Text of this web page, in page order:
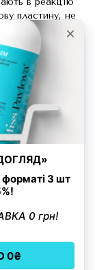
пластину, не
в тому,
і їх можна
переваг
та легке
зростає
задирок;
значно
помітно